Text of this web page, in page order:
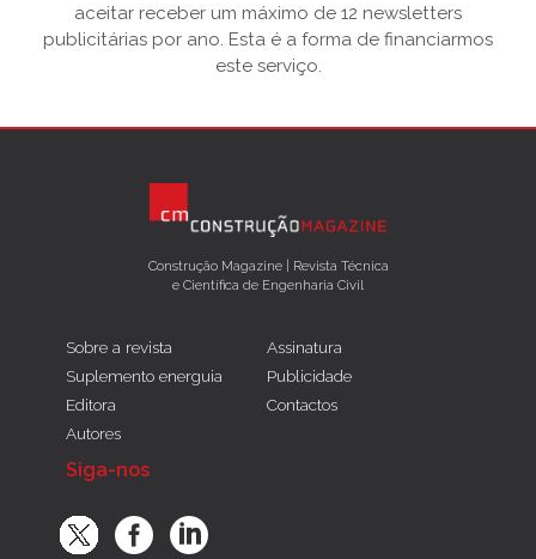
aceitar receber um máximo de 12 newsletters
publicitárias por ano. Esta é a forma de financiarmos
este serviço.
Construção Magazine | Revista Técnica
e Científica de Engenharia Civil
Sobre a revista
Suplemento energuia
Editora
Autores
Assinatura
Publicidade
Contactos
Siga-nos